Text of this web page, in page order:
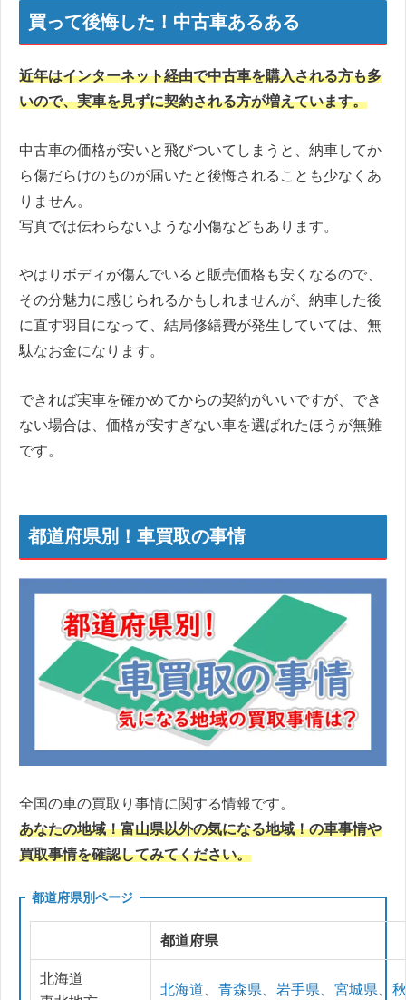
買って後悔した！中古車あるある
近年はインターネット経由で中古車を購入される方も多
いので、実車を見ずに契約される方が増えています。
中古車の価格が安いと飛びついてしまうと、納車してか
ら傷だらけのものが届いたと後悔されることも少なくあ
りません。
写真では伝わらないような小傷などもあります。
やはりボディが傷んでいると販売価格も安くなるので、
その分魅力に感じられるかもしれませんが、納車した後
に直す羽目になって、結局修繕費が発生していては、無
駄なお金になります。
できれば実車を確かめてからの契約がいいですが、でき
ない場合は、価格が安すぎない車を選ばれたほうが無難
です。
都道府県別！車買取の事情
全国の車の買取り事情に関する情報です。
あなたの地域！富山県以外の気になる地域！の車事情や
買取事情を確認してみてください。
都道府県別ページ
都道府県
北海道
北海道 青森県 岩手県 宮城県